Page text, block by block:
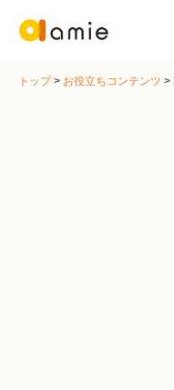
トップ> お役立ちコンテンツ >